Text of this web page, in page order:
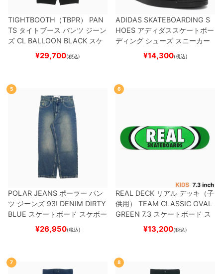
TIGHTBOOTH（TBPR） PAN
TS タイトブース パンツ ジーン
ズ CL BALLOON BLACK スケ
ートボード スケボー
¥29,700(税込)
ADIDAS SKATEBOARDING S
HOES アディダススケートボー
ディング シューズ スニーカー
スーパースター SUPERSTAR A
BLACK/WHITE/WHITE
ー
¥14,300(税込)
5
POLAR JEANS ポーラー パン
ツ ジーンズ 93! DENIM DIRTY
BLUE スケートボード スケボー
¥26,950(税込)
6
REAL DECK リアル デッキ（子
供用）
TEAM CLASSIC OVAL
GREEN 7.3 スケートボード ス
¥13,200(税込)
7 8